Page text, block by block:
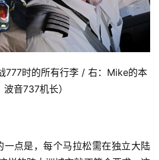
777时的所有行李 / 右：Mike的本
波音737机长）
一点是，每个马拉松需在独立大陆